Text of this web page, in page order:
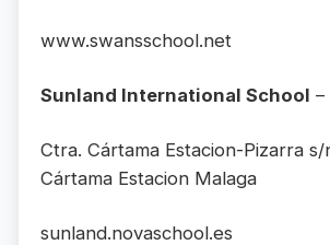
www.swansschool.net
Sunland International School –
Ctra. Cártama Estacion-Pizarra
Cártama Estacion Malaga
sunland.novaschool.es